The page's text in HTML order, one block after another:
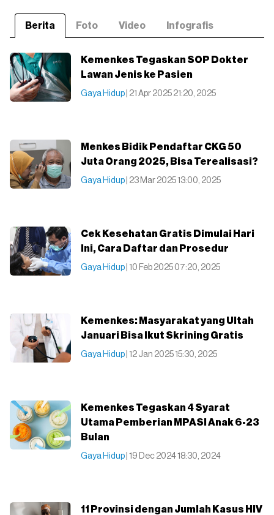
Berita Foto Video Infografis
Kemenkes Tegaskan SOP Dokter
Lawan Jenis ke Pasien
Gaya Hidup | 21 Apr 2025 21:20, 2025
Menkes Bidik Pendaftar CKG 50
Juta Orang 2025, Bisa Terealisasi?
Gaya Hidup | 23 Mar 2025 13:00, 2025
Cek Kesehatan Gratis Dimulai Hari
Ini, Cara Daftar dan Prosedur
Gaya Hidup | 10 Feb 2025 07:20, 2025
Kemenkes: Masyarakat yang Ultah
Januari Bisa Ikut Skrining Gratis
Gaya Hidup | 12 Jan 2025 15:30, 2025
Kemenkes Tegaskan 4 Syarat
Utama Pemberian MPASI Anak 6-23
Bulan
Gaya Hidup | 19 Dec 2024 18:30, 2024
11 Provinsi dengan Jumlah Kasus HIV